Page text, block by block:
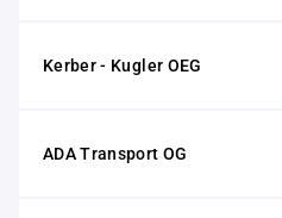
Kerber - Kugler OEG
ADA Transport OG